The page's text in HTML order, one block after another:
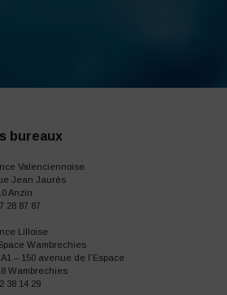
bureaux
Valenciennoise
Jean Jaurès
Anzin
28 87 87
Lilloise
Wambrechies
A1 – 150 avenue de l’Espace
Wambrechies
38 14 29